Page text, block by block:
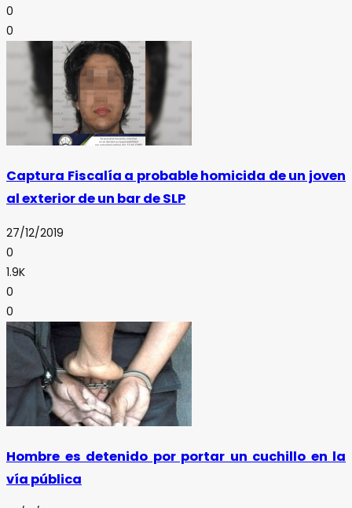
0
0
Captura Fiscalía a probable homicida de un joven
al exterior de un bar de SLP
27/12/2019
0
1.9K
0
0
Hombre es detenido por portar un cuchillo en la
vía pública